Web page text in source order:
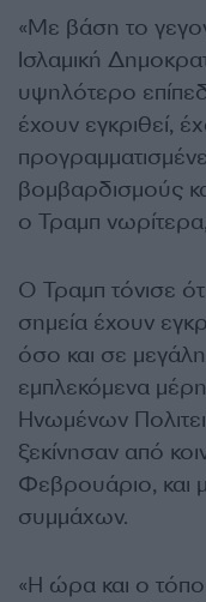
«Με βάση το
Ισλαμική
υψηλότερο
έχουν εγκριθεί,
βομβαρδισμούς
ο Τραμπ
Ο Τραμπ τόνισε
σημεία έχουν
όσο και σε
εμπλεκόμενα
Ηνωμένων
ξεκίνησαν από
Φεβρουάριο, και
συμμάχων.
«Η ώρα και ο